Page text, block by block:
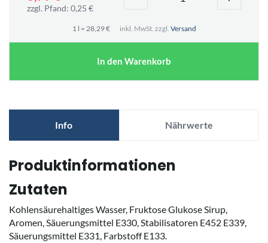
zzgl. Pfand: 0,25 €
1 l = 28,29 € inkl. MwSt. zzgl. Versand
In den Warenkorb
Info Nährwerte
Produktinformationen
Zutaten
Kohlensäurehaltiges Wasser, Fruktose Glukose Sirup,
Aromen, Säuerungsmittel E330, Stabilisatoren E452 E339,
Säuerungsmittel E331, Farbstoff E133.